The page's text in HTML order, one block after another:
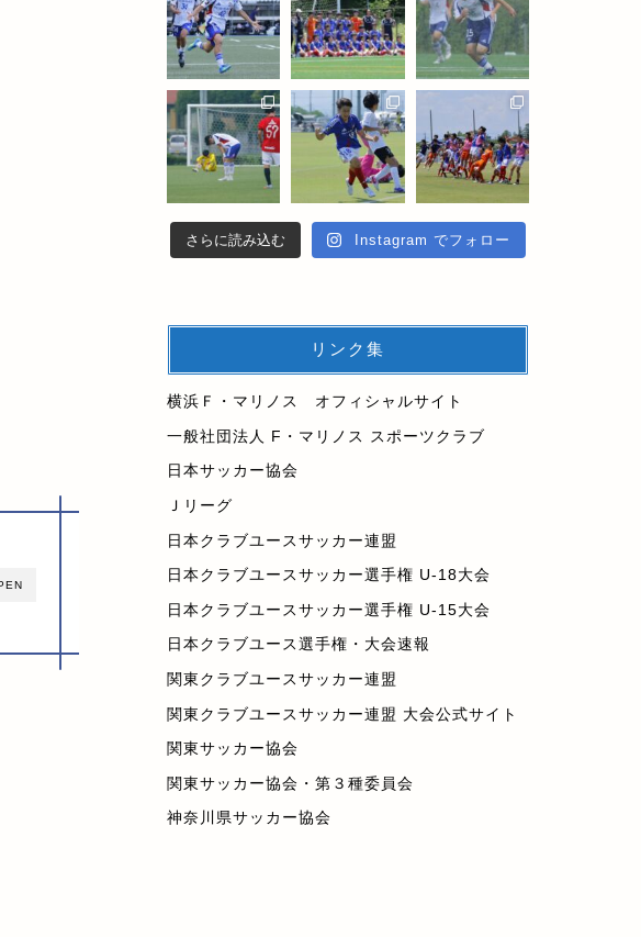
さらに読み込む Instagram でフォロー
リンク集
横浜Ｆ・マリノス オフィシャルサイト
一般社団法人 F・マリノス スポーツクラブ
日本サッカー協会
Ｊリーグ
日本クラブユースサッカー連盟
日本クラブユースサッカー選手権 U-18大会
日本クラブユースサッカー選手権 U-15大会
日本クラブユース選手権・大会速報
関東クラブユースサッカー連盟
関東クラブユースサッカー連盟 大会公式サイト
関東サッカー協会
関東サッカー協会・第３種委員会
神奈川県サッカー協会